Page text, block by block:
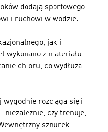
dodają sportowego
i ruchowi w wodzie.
jak i
wykonano z materiału
chloru, co wydłuża
wygodnie rozciąga się i
niezależnie, czy trenuje,
sznurek